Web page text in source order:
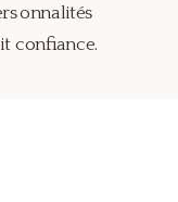
confiance.